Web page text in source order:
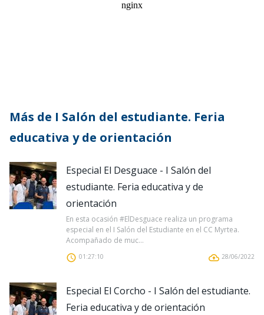
Más de I Salón del estudiante. Feria
educativa y de orientación
Especial El Desguace - I Salón del
estudiante. Feria educativa y de
orientación
En esta ocasión #ElDesguace realiza un programa
especial en el I Salón del Estudiante en el CC Myrtea.
Acompañado de muc...
01:27:10 28/06/2022
Especial El Corcho - I Salón del estudiante.
Feria educativa y de orientación